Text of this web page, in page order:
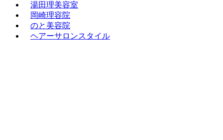
湯田理美容室
岡崎理容院
のと美容院
ヘアーサロンスタイル